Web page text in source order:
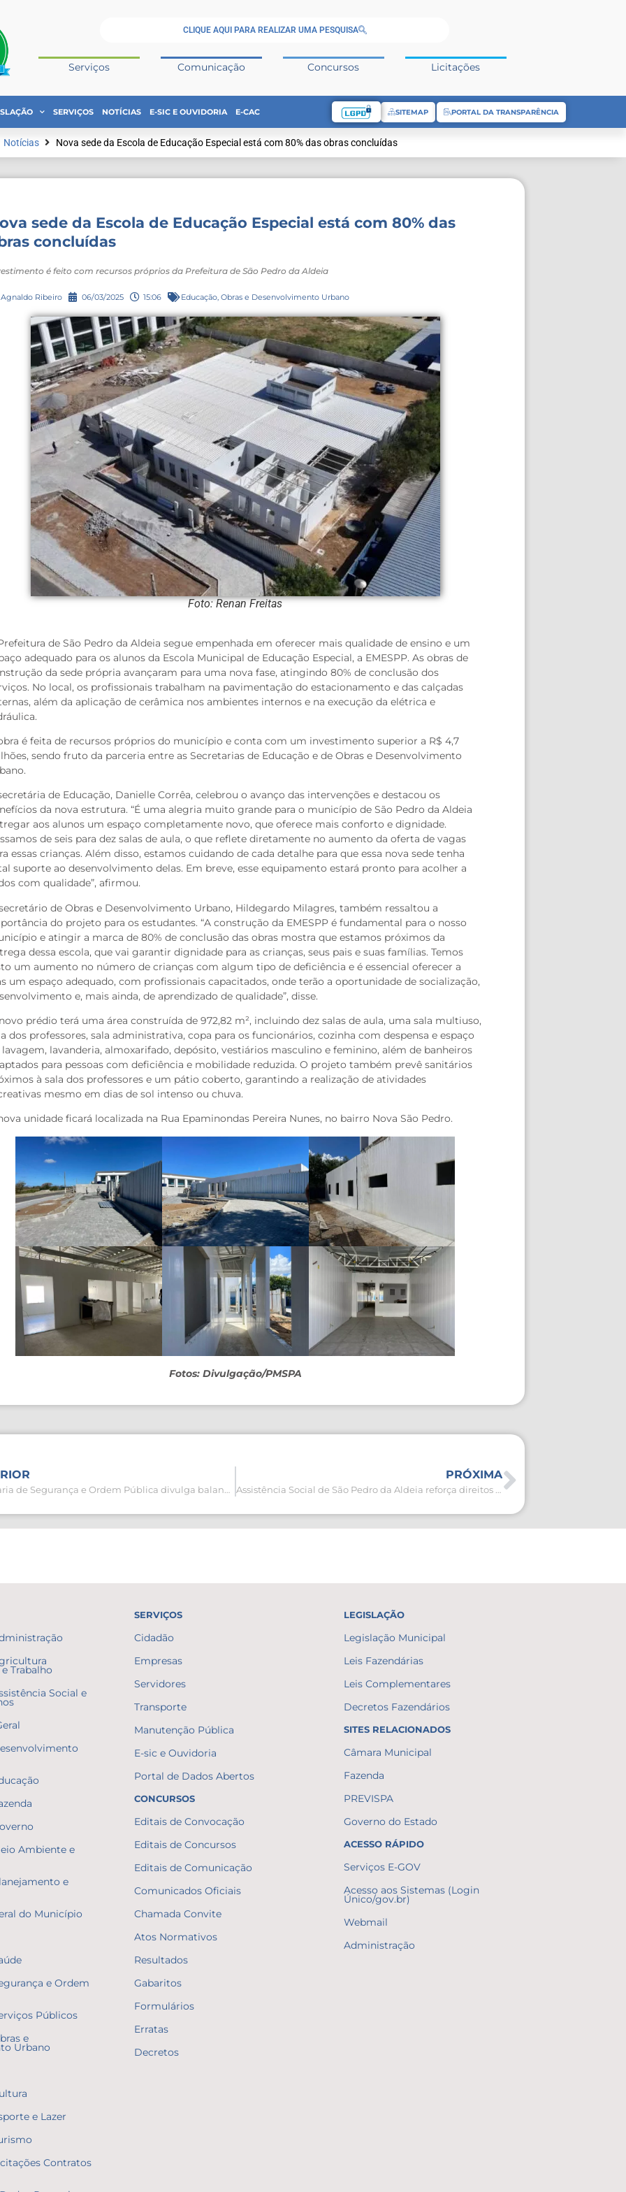
CLIQUE AQUI PARA REALIZAR UMA PESQUISA
Serviços Comunicação Concursos Licitações
SERVIÇOS NOTÍCIAS E-SIC E OUVIDORIA E-CAC SITEMAP PORTAL DA TRANSPARÊNCIA
Notícias Nova sede da Escola de Educação Especial está com 80% das obras concluídas
sede da Escola de Educação Especial está com 80% das
concluídas
é feito com recursos próprios da Prefeitura de São Pedro da Aldeia
Agnaldo Ribeiro 06/03/2025 15:06 Educação,Obras e Desenvolvimento Urbano
Foto: Renan Freitas
de São Pedro da Aldeia segue empenhada em oferecer mais qualidade de ensino e um
adequado para os alunos da Escola Municipal de Educação Especial, a EMESPP. As obras de
da sede própria avançaram para uma nova fase, atingindo 80% de conclusão dos
No local, os profissionais trabalham na pavimentação do estacionamento e das calçadas
além da aplicação de cerâmica nos ambientes internos e na execução da elétrica e
é feita de recursos próprios do município e conta com um investimento superior a R$ 4,7
sendo fruto da parceria entre as Secretarias de Educação e de Obras e Desenvolvimento
de Educação, Danielle Corrêa, celebrou o avanço das intervenções e destacou os
da nova estrutura. “É uma alegria muito grande para o município de São Pedro da Aldeia
aos alunos um espaço completamente novo, que oferece mais conforto e dignidade.
de seis para dez salas de aula, o que reflete diretamente no aumento da oferta de vagas
essas crianças. Além disso, estamos cuidando de cada detalhe para que essa nova sede tenha
suporte ao desenvolvimento delas. Em breve, esse equipamento estará pronto para acolher a
com qualidade”, afirmou.
de Obras e Desenvolvimento Urbano, Hildegardo Milagres, também ressaltou a
do projeto para os estudantes. “A construção da EMESPP é fundamental para o nosso
e atingir a marca de 80% de conclusão das obras mostra que estamos próximos da
dessa escola, que vai garantir dignidade para as crianças, seus pais e suas famílias. Temos
um aumento no número de crianças com algum tipo de deficiência e é essencial oferecer a
um espaço adequado, com profissionais capacitados, onde terão a oportunidade de socialização,
e, mais ainda, de aprendizado de qualidade”, disse.
prédio terá uma área construída de 972,82 m², incluindo dez salas de aula, uma sala multiuso,
dos professores, sala administrativa, copa para os funcionários, cozinha com despensa e espaço
lavagem, lavanderia, almoxarifado, depósito, vestiários masculino e feminino, além de banheiros
para pessoas com deficiência e mobilidade reduzida. O projeto também prevê sanitários
à sala dos professores e um pátio coberto, garantindo a realização de atividades
mesmo em dias de sol intenso ou chuva.
unidade ficará localizada na Rua Epaminondas Pereira Nunes, no bairro Nova São Pedro.
Fotos: Divulgação/PMSPA
Secretaria de Segurança e Ordem Pública divulga balanço do Carnaval 2025
PRÓXIMA
Assistência Social de São Pedro da Aldeia reforça direitos e segurança durante o Carnaval 2025
Trabalho
Social e
Ambiente e
e
do Município
e Ordem
Públicos
e
Urbano
e Lazer
Contratos
SERVIÇOS
Cidadão
Empresas
Servidores
Transporte
Manutenção Pública
E-sic e Ouvidoria
Portal de Dados Abertos
CONCURSOS
Editais de Convocação
Editais de Concursos
Editais de Comunicação
Comunicados Oficiais
Chamada Convite
Atos Normativos
Resultados
Gabaritos
Formulários
Erratas
Decretos
LEGISLAÇÃO
Legislação Municipal
Leis Fazendárias
Leis Complementares
Decretos Fazendários
SITES RELACIONADOS
Câmara Municipal
Fazenda
PREVISPA
Governo do Estado
ACESSO RÁPIDO
Serviços E-GOV
Acesso aos Sistemas (Login
Único/gov.br)
Webmail
Administração